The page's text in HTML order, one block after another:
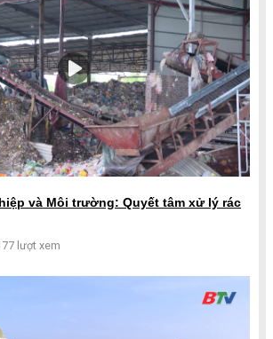
và Môi trường: Quyết tâm xử lý rác
lượt xem